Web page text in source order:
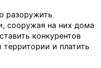
разоружить
сооружая на них дома
конкурентов
территории и платить